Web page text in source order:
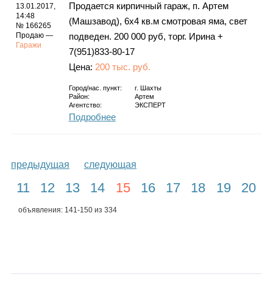
13.01.2017,
14:48
№ 166265
Продаю —
Гаражи
Продается кирпичный гараж, п. Артем
(Машзавод), 6х4 кв.м смотровая яма, свет
подведен. 200 000 руб, торг. Ирина +
7(951)833-80-17
Цена: 200 тыс. руб.
Город/нас. пункт: г.
Шахты
Район:
Артем
Агентство:
ЭКСПЕРТ
Подробнее
предыдущая следующая
11 12 13 14 15 16 17 18 19 20
объявления: 141-150 из 334